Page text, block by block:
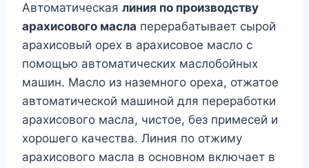
Автоматическая линия по производству
арахисового масла перерабатывает сырой
арахисовый орех в арахисовое масло с
помощью автоматических маслобойных
машин. Масло из наземного ореха, отжатое
автоматической машиной для переработки
арахисового масла, чистое, без примесей и
хорошего качества. Линия по отжиму
арахисового масла в основном включает в